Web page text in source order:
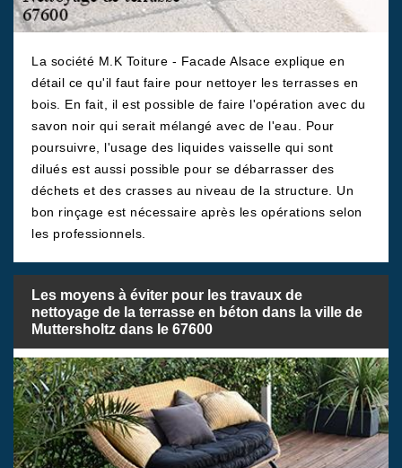
La société M.K Toiture - Facade Alsace explique en
détail ce qu'il faut faire pour nettoyer les terrasses en
bois. En fait, il est possible de faire l'opération avec du
savon noir qui serait mélangé avec de l'eau. Pour
poursuivre, l'usage des liquides vaisselle qui sont
dilués est aussi possible pour se débarrasser des
déchets et des crasses au niveau de la structure. Un
bon rinçage est nécessaire après les opérations selon
les professionnels.
Les moyens à éviter pour les travaux de
nettoyage de la terrasse en béton dans la ville de
Muttersholtz dans le 67600